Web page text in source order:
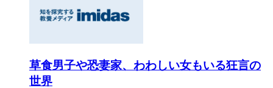
草食男子や恐妻家、わわしい女もいる狂言の
世界